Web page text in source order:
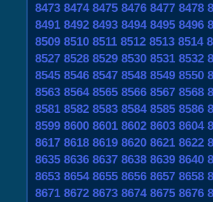
8473 8474 8475 8476 8477 8478
8491 8492 8493 8494 8495 8496
8509 8510 8511 8512 8513 8514
8527 8528 8529 8530 8531 8532
8545 8546 8547 8548 8549 8550
8563 8564 8565 8566 8567 8568
8581 8582 8583 8584 8585 8586
8599 8600 8601 8602 8603 8604
8617 8618 8619 8620 8621 8622
8635 8636 8637 8638 8639 8640
8653 8654 8655 8656 8657 8658
8671 8672 8673 8674 8675 8676